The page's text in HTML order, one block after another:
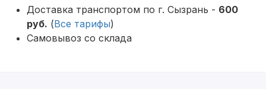
Доставка транспортом по г. Сызрань - 600
руб. (Все тарифы)
Самовывоз со склада